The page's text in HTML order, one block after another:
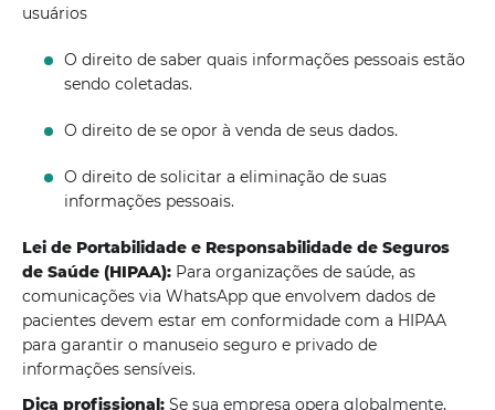
usuários
O direito de saber quais informações pessoais estão
sendo coletadas.
O direito de se opor à venda de seus dados.
O direito de solicitar a eliminação de suas
informações pessoais.
Lei de Portabilidade e Responsabilidade de Seguros
de Saúde (HIPAA): Para organizações de saúde, as
comunicações via WhatsApp que envolvem dados de
pacientes devem estar em conformidade com a HIPAA
para garantir o manuseio seguro e privado de
informações sensíveis.
Dica profissional: Se sua empresa opera globalmente,